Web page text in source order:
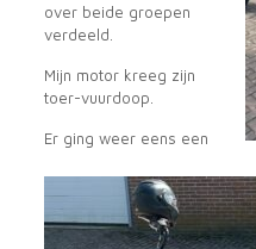
over beide groepen
verdeeld.
Mijn motor kreeg zijn
toer-vuurdoop.
Er ging weer eens een